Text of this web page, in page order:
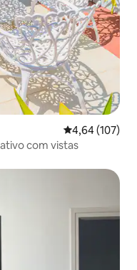
4,64 de uma
4,64 (107)
com vistas